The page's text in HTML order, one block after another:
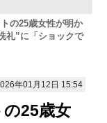
の25歳女性が明か
礼”に「ショックで
年01月12日 15:54
25歳女